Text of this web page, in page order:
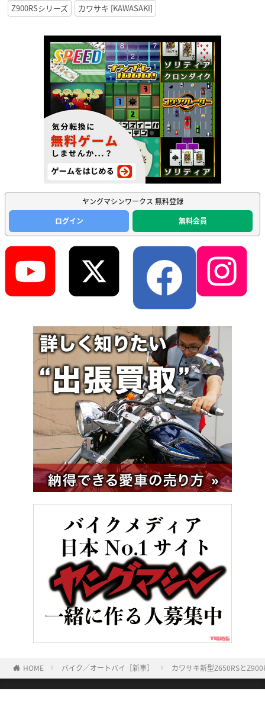
Z900RSシリーズ
カワサキ [KAWASAKI]
ヤングマシンワークス 無料登録
ログイン
無料会員
HOME バイク／オートバイ［新車］ カワサキ新型Z650RSと